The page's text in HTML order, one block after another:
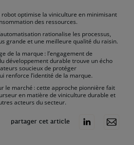
optimise la viniculture en minimisant
des ressources.
rationalise les processus,
grande et une meilleure qualité du raisin.
de la marque : l’engagement de
développement durable trouve un écho
soucieux de protéger
renforce l’identité de la marque.
le marché : cette approche pionnière fait
en matière de viniculture durable et
acteurs du secteur.
partager cet article